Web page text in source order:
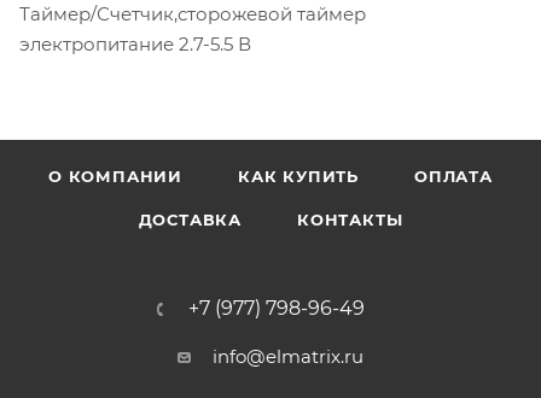
Таймер/Счетчик,сторожевой таймер
электропитание 2.7-5.5 В
О КОМПАНИИ КАК КУПИТЬ ОПЛАТА
ДОСТАВКА КОНТАКТЫ
+7 (977) 798-96-49
info@elmatrix.ru